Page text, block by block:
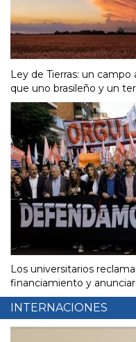
Ley de Tierras: un
que uno brasileño y un
Los universitarios
financiamiento y
INTERNACIONES